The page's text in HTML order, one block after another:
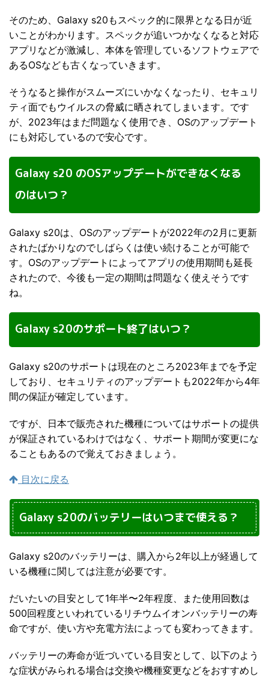
そのため、Galaxy s20もスペック的に限界となる日が近
いことがわかります。スペックが追いつかなくなると対応
アプリなどが激減し、本体を管理しているソフトウェアで
あるOSなども古くなっていきます。
そうなると操作がスムーズにいかなくなったり、セキュリ
ティ面でもウイルスの脅威に晒されてしまいます。です
が、2023年はまだ問題なく使用でき、OSのアップデート
にも対応しているので安心です。
Galaxy s20 のOSアップデートができなくなる
のはいつ？
Galaxy s20は、OSのアップデートが2022年の2月に更新
されたばかりなのでしばらくは使い続けることが可能で
す。OSのアップデートによってアプリの使用期間も延長
されたので、今後も一定の期間は問題なく使えそうです
ね。
Galaxy s20のサポート終了はいつ？
Galaxy s20のサポートは現在のところ2023年までを予定
しており、セキュリティのアップデートも2022年から4年
間の保証が確定しています。
ですが、日本で販売された機種についてはサポートの提供
が保証されているわけではなく、サポート期間が変更にな
ることもあるので覚えておきましょう。
目次に戻る
Galaxy s20のバッテリーはいつまで使える？
Galaxy s20のバッテリーは、購入から2年以上が経過して
いる機種に関しては注意が必要です。
だいたいの目安として1年半〜2年程度、また使用回数は
500回程度といわれているリチウムイオンバッテリーの寿
命ですが、使い方や充電方法によっても変わってきます。
バッテリーの寿命が近づいている目安として、以下のよう
な症状がみられる場合は交換や機種変更などをおすすめし